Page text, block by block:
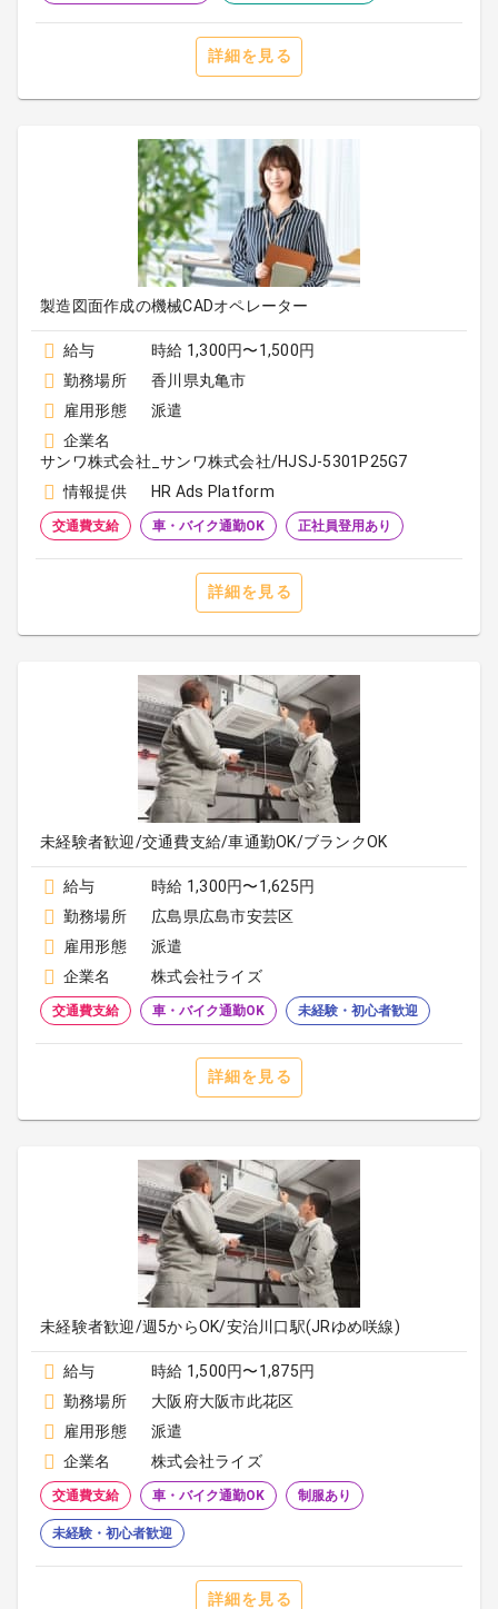
詳細を見る
製造図面作成の機械CADオペレーター
給与
時給 1,300円〜1,500円
勤務場所
香川県丸亀市
雇用形態
派遣
企業名
サンワ株式会社_サンワ株式会社/HJSJ-5301P25G7
情報提供
HR Ads Platform
交通費支給 車・バイク通勤OK 正社員登用あり
詳細を見る
未経験者歓迎/交通費支給/車通勤OK/ブランクOK
給与
時給 1,300円〜1,625円
勤務場所
広島県広島市安芸区
雇用形態
派遣
企業名
株式会社ライズ
交通費支給 車・バイク通勤OK 未経験・初心者歓迎
詳細を見る
未経験者歓迎/週5からOK/安治川口駅(JRゆめ咲線)
給与
時給 1,500円〜1,875円
勤務場所
大阪府大阪市此花区
雇用形態
派遣
企業名
株式会社ライズ
交通費支給 車・バイク通勤OK 制服あり
未経験・初心者歓迎
詳細を見る